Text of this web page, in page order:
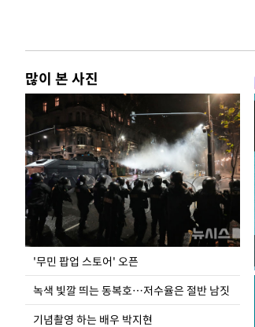
많이 본 사진
'무민 팝업 스토어' 오픈
녹색 빛깔 띄는 동복호…저수율은 절반 남짓
기념촬영 하는 배우 박지현